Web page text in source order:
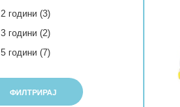
2 години (3)
3 години (2)
5 години (7)
ФИЛТРИРАЈ